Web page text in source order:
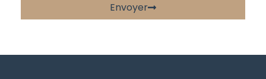
Envoyer